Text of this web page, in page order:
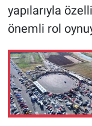
yapılarıyla
önemli rol